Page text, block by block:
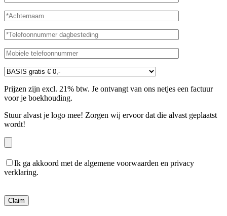
Prijzen zijn excl. 21% btw. Je ontvangt van ons netjes een factuur
voor je boekhouding.
Stuur alvast je logo mee! Zorgen wij ervoor dat die alvast geplaatst
wordt!
Ik ga akkoord met de algemene voorwaarden en privacy
verklaring.